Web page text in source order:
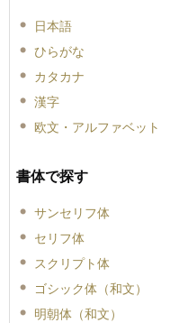
日本語
ひらがな
カタカナ
漢字
欧文・アルファベット
書体で探す
サンセリフ体
セリフ体
スクリプト体
ゴシック体（和文）
明朝体（和文）